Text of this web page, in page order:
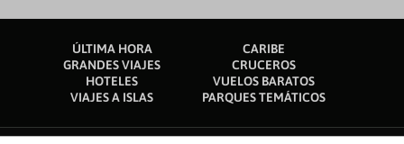
ÚLTIMA HORA
CARIBE
GRANDES VIAJES
CRUCEROS
HOTELES
VUELOS BARATOS
VIAJES A ISLAS
PARQUES TEMÁTICOS